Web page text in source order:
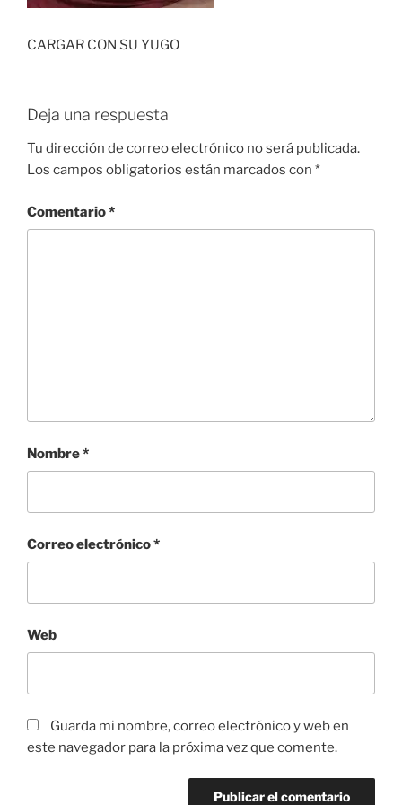
CARGAR CON SU YUGO
Deja una respuesta
Tu dirección de correo electrónico no será publicada.
Los campos obligatorios están marcados con *
Comentario*
Nombre*
Correo electrónico*
Web
Guarda mi nombre, correo electrónico y web en
este navegador para la próxima vez que comente.